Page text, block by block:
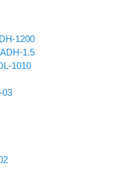
1200
1.5
1010
03